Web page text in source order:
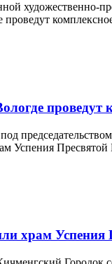
проведут
храм